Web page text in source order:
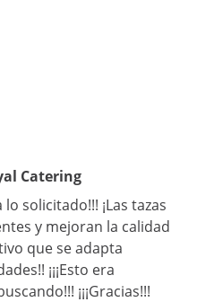
Catering
solicitado!!! ¡Las tazas
y mejoran la calidad
que se adapta
¡¡¡Esto era
¡¡¡Gracias!!!